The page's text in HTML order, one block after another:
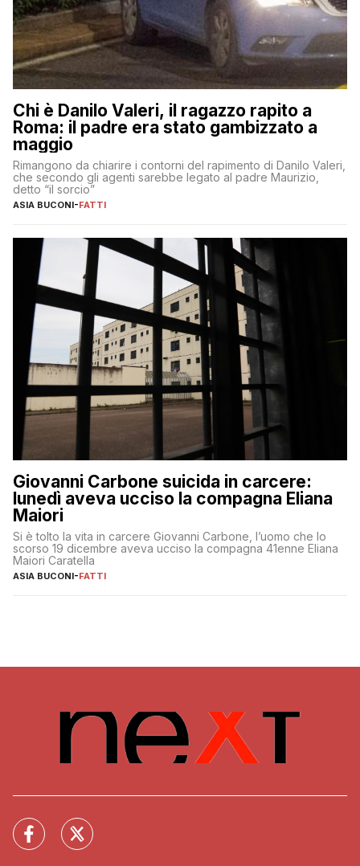
Chi è Danilo Valeri, il ragazzo rapito a
Roma: il padre era stato gambizzato a
maggio
Rimangono da chiarire i contorni del rapimento di Danilo Valeri,
che secondo gli agenti sarebbe legato al padre Maurizio,
detto “il sorcio”
ASIA BUCONI-FATTI
Giovanni Carbone suicida in carcere:
lunedì aveva ucciso la compagna Eliana
Maiori
Si è tolto la vita in carcere Giovanni Carbone, l’uomo che lo
scorso 19 dicembre aveva ucciso la compagna 41enne Eliana
Maiori Caratella
ASIA BUCONI-FATTI